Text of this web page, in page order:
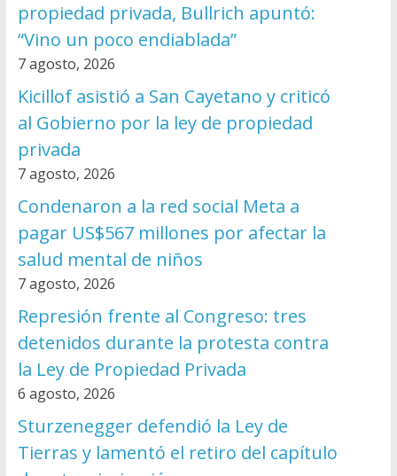
propiedad privada, Bullrich apuntó:
“Vino un poco endiablada”
7 agosto, 2026
Kicillof asistió a San Cayetano y criticó
al Gobierno por la ley de propiedad
privada
7 agosto, 2026
Condenaron a la red social Meta a
pagar US$567 millones por afectar la
salud mental de niños
7 agosto, 2026
Represión frente al Congreso: tres
detenidos durante la protesta contra
la Ley de Propiedad Privada
6 agosto, 2026
Sturzenegger defendió la Ley de
Tierras y lamentó el retiro del capítulo